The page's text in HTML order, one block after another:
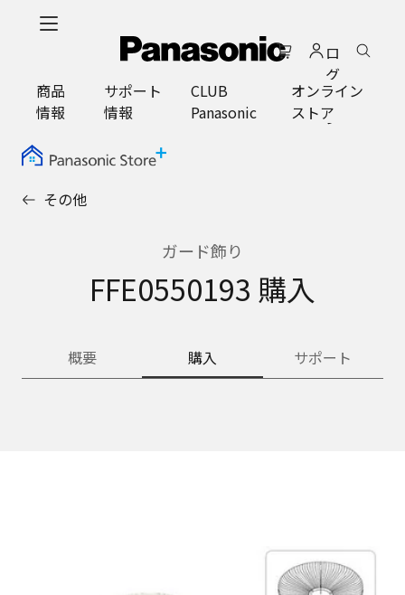
ロ
グ
イ
ン
商品
情報
サポート
情報
CLUB
Panasonic
オンライン
ストア
その他
ガード飾り
FFE0550193 購入
概要 購入 サポート